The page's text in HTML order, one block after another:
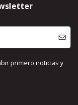
primero noticias y